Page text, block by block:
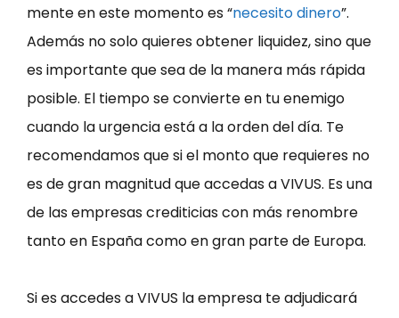
mente en este momento es “necesito dinero”.
Además no solo quieres obtener liquidez, sino que
es importante que sea de la manera más rápida
posible. El tiempo se convierte en tu enemigo
cuando la urgencia está a la orden del día. Te
recomendamos que si el monto que requieres no
es de gran magnitud que accedas a VIVUS. Es una
de las empresas crediticias con más renombre
tanto en España como en gran parte de Europa.
Si es accedes a VIVUS la empresa te adjudicará